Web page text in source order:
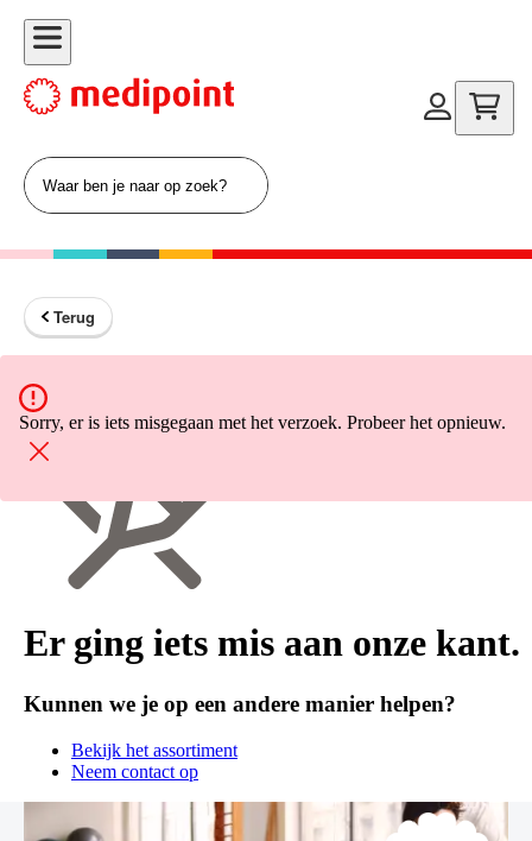
Terug
Sorry, er is iets misgegaan met het verzoek. Probeer het opnieuw.
Er ging iets mis aan onze kant.
Kunnen we je op een andere manier helpen?
Bekijk het assortiment
Neem contact op